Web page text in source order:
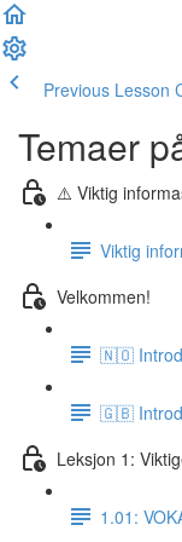
Previous Lesson
Temaer
⚠️ Viktig
Viktig
Velkommen!
🇳🇴
🇬🇧
Leksjon 1:
1.01: